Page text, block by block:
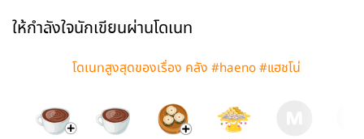
ให้กำลังใจนักเขียนผ่านโดเนท
โดเนทสูงสุดของเรื่อง คลัง #haeno #แฮชโน่